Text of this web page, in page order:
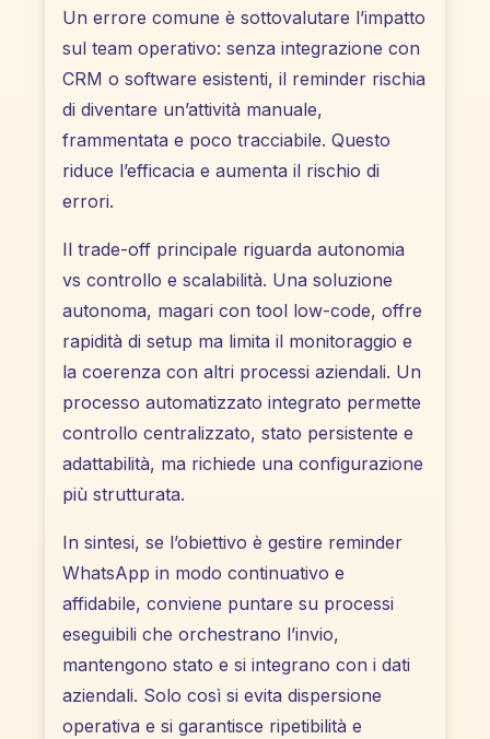
Un errore comune è sottovalutare l’impatto
sul team operativo: senza integrazione con
CRM o software esistenti, il reminder rischia
di diventare un’attività manuale,
frammentata e poco tracciabile. Questo
riduce l’efficacia e aumenta il rischio di
errori.
Il trade-off principale riguarda autonomia
vs controllo e scalabilità. Una soluzione
autonoma, magari con tool low-code, offre
rapidità di setup ma limita il monitoraggio e
la coerenza con altri processi aziendali. Un
processo automatizzato integrato permette
controllo centralizzato, stato persistente e
adattabilità, ma richiede una configurazione
più strutturata.
In sintesi, se l’obiettivo è gestire reminder
WhatsApp in modo continuativo e
affidabile, conviene puntare su processi
eseguibili che orchestrano l’invio,
mantengono stato e si integrano con i dati
aziendali. Solo così si evita dispersione
operativa e si garantisce ripetibilità e